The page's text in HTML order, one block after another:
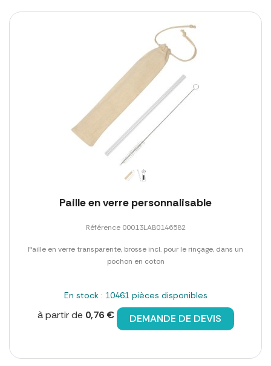
Paille en verre personnalisable
Référence 00013LAB0146582
Paille en verre transparente, brosse incl. pour le rinçage, dans un
pochon en coton
En stock : 10461 pièces disponibles
à partir de 0,76 € DEMANDE DE DEVIS